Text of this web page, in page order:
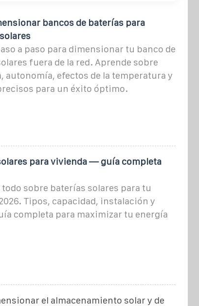
bancos de baterías para
a paso para dimensionar tu banco de
fuera de la red. Aprende sobre
autonomía, efectos de la temperatura y
para un éxito óptimo.
para vivienda — guía completa
todo sobre baterías solares para tu
Tipos, capacidad, instalación y
completa para maximizar tu energía
el almacenamiento solar y de